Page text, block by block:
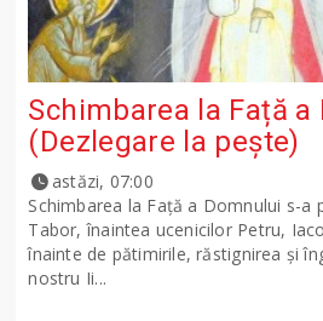
Schimbarea la Față a
(Dezlegare la peşte)
astăzi, 07:00
Schimbarea la Față a Domnului s-a
Tabor, înaintea ucenicilor Petru,
înainte de pătimirile, răstignirea și
nostru Ii...